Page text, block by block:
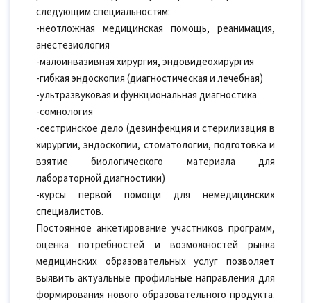
следующим специальностям:
-неотложная медицинская помощь, реанимация,
анестезиология
-малоинвазивная хирургия, эндовидеохирургия
-гибкая эндоскопия (диагностическая и лечебная)
-ультразвуковая и функциональная диагностика
-сомнология
-сестринское дело (дезинфекция и стерилизация в
хирургии, эндоскопии, стоматологии, подготовка и
взятие биологического материала для
лабораторной диагностики)
-курсы первой помощи для немедицинских
специалистов.
Постоянное анкетирование участников программ,
оценка потребностей и возможностей рынка
медицинских образовательных услуг позволяет
выявить актуальные профильные направления для
формирования нового образовательного продукта.